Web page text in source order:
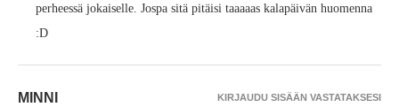
perheessä jokaiselle. Jospa sitä pitäisi taaaaas kalapäivän huomenna
:D
MINNI KIRJAUDU SISÄÄN VASTATAKSESI